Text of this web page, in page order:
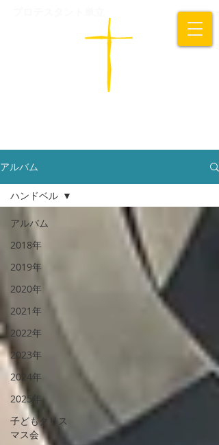
アルバム
アルバム
2018年
2019年
2020年
2021年
2022年
2023年
2024年
2025年
子どもクリス
マス会
ハンドベル